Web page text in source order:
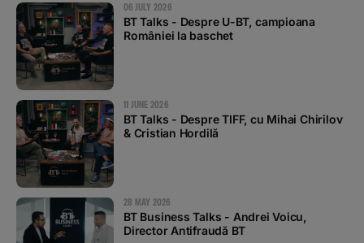
06 JULY 2026
BT Talks - Despre U-BT, campioana
României la baschet
11 JUNE 2026
BT Talks - Despre TIFF, cu Mihai Chirilov
& Cristian Hordilă
28 MAY 2026
BT Business Talks - Andrei Voicu,
Director Antifraudă BT